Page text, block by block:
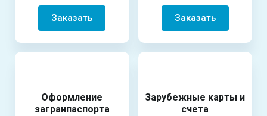
Заказать Заказать
Оформление
загранпаспорта
Зарубежные карты и
счета